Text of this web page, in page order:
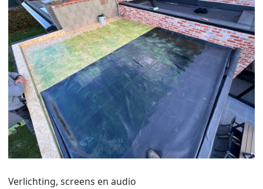
Verlichting, screens en audio